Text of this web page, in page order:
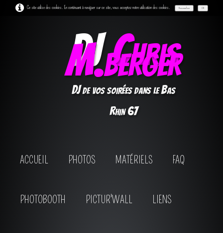
Ce site utilise des cookies. En continuant à naviguer sur ce site, vous acceptez notre utilisation des cookies. Personnaliser OK
DJChris
M.berger
DJ de vos soirées dans le Bas
Rhin 67
ACCUEIL PHOTOS MATÉRIELS FAQ
PHOTOBOOTH PICTUR'WALL LIENS